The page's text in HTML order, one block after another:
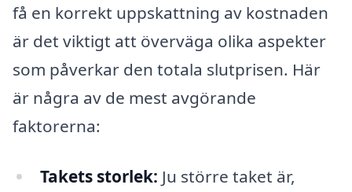
få en korrekt uppskattning av kostnaden
är det viktigt att överväga olika aspekter
som påverkar den totala slutprisen. Här
är några av de mest avgörande
faktorerna:
Takets storlek: Ju större taket är,